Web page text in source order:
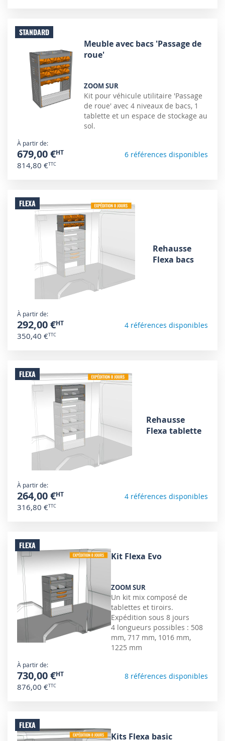
STANDARD
Meuble avec bacs 'Passage de
roue'
ZOOM SUR
Kit pour véhicule utilitaire 'Passage
de roue' avec 4 niveaux de bacs, 1
tablette et un espace de stockage au
sol.
À partir de
679,00 €
814,80 €
6 références disponibles
FLEXA
Rehausse
Flexa bacs
À partir de
292,00 €
350,40 €
4 références disponibles
FLEXA
Rehausse
Flexa tablette
À partir de
264,00 €
316,80 €
4 références disponibles
FLEXA
Kit Flexa Evo
ZOOM SUR
Un kit mix composé de
tablettes et tiroirs.
Expédition sous 8 jours
4 longueurs possibles : 508
mm, 717 mm, 1016 mm,
1225 mm
À partir de
730,00 €
876,00 €
8 références disponibles
FLEXA
Kits Flexa basic